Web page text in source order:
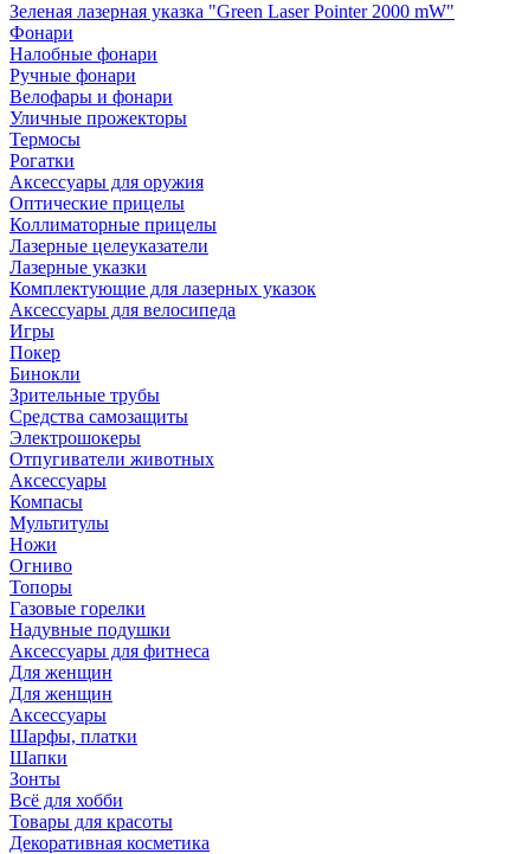
Зеленая лазерная указка "Green Laser Pointer 2000 mW"
Фонари
Налобные фонари
Ручные фонари
Велофары и фонари
Уличные прожекторы
Термосы
Рогатки
Аксессуары для оружия
Оптические прицелы
Коллиматорные прицелы
Лазерные целеуказатели
Лазерные указки
Комплектующие для лазерных указок
Аксессуары для велосипеда
Игры
Покер
Бинокли
Зрительные трубы
Средства самозащиты
Электрошокеры
Отпугиватели животных
Аксессуары
Компасы
Мультитулы
Ножи
Огниво
Топоры
Газовые горелки
Надувные подушки
Аксессуары для фитнеса
Для женщин
Для женщин
Аксессуары
Шарфы, платки
Шапки
Зонты
Всё для хобби
Товары для красоты
Декоративная косметика